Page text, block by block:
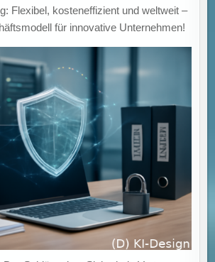
Flexibel, kosteneffizient und weltweit –
für innovative Unternehmen!